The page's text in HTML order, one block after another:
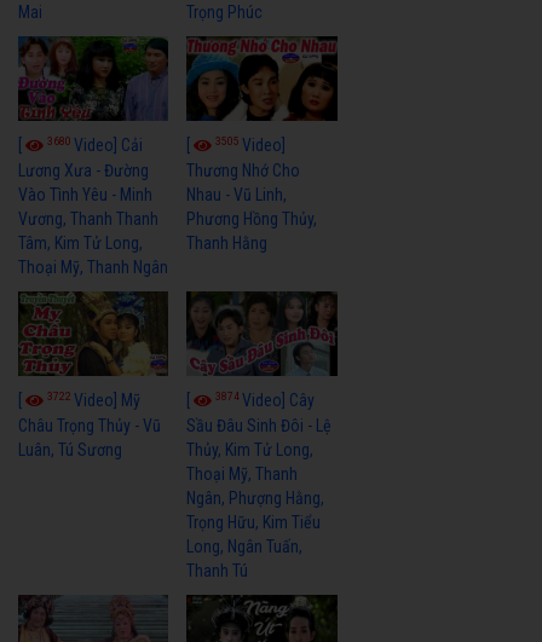
Mai
Trọng Phúc
3680 Video] Cải
Lương Xưa - Đường
Vào Tình Yêu - Minh
Vương, Thanh Thanh
Tâm, Kim Tử Long,
Thoại Mỹ, Thanh Ngân
3505Video]
Thương Nhớ Cho
Nhau - Vũ Linh,
Phương Hồng Thủy,
Thanh Hằng
3722 Video] Mỹ
Châu Trọng Thủy - Vũ
Luân, Tú Sương
3874Video] Cây
Sầu Đâu Sinh Đôi - Lệ
Thủy, Kim Tử Long,
Thoại Mỹ, Thanh
Ngân, Phượng Hằng,
Trọng Hữu, Kim Tiểu
Long, Ngân Tuấn,
Thanh Tú